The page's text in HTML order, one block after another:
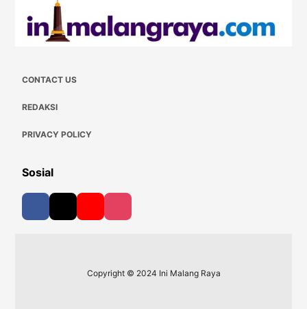
CONTACT US
REDAKSI
PRIVACY POLICY
Sosial
Copyright © 2024 Ini Malang Raya